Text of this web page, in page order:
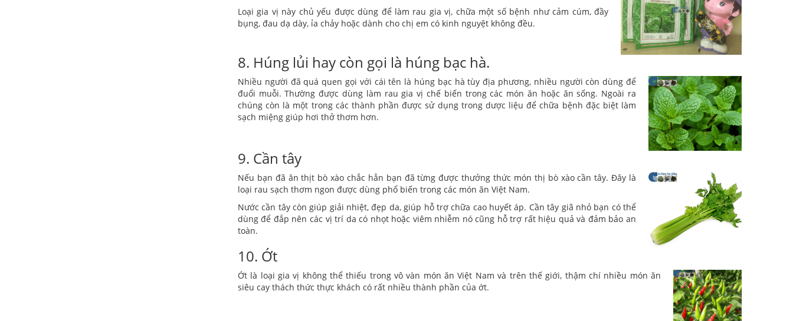
Loại gia vị này chủ yếu được dùng để làm rau gia vị, chữa một số bệnh như cảm cúm, đầy
bụng, đau dạ dày, ỉa chảy hoặc dành cho chị em có kinh nguyệt không đều.
8. Húng lủi hay còn gọi là húng bạc hà.
Nhiều người đã quá quen gọi với cái tên là húng bạc hà tùy địa phương, nhiều người còn dùng để
đuổi muỗi. Thường được dùng làm rau gia vị chế biến trong các món ăn hoặc ăn sống. Ngoài ra
chúng còn là một trong các thành phần được sử dụng trong dược liệu để chữa bệnh đặc biệt làm
sạch miệng giúp hơi thở thơm hơn.
9. Cần tây
Nếu bạn đã ăn thịt bò xào chắc hẳn bạn đã từng được thưởng thức món thị bò xào cần tây. Đây là
loại rau sạch thơm ngon được dùng phổ biến trong các món ăn Việt Nam.
Nước cần tây còn giúp giải nhiệt, đẹp da, giúp hỗ trợ chữa cao huyết áp. Cần tây giã nhỏ bạn có thể
dùng để đắp nên các vị trí da có nhọt hoặc viêm nhiễm nó cũng hỗ trợ rất hiệu quả và đảm bảo an
toàn.
10. Ớt
Ớt là loại gia vị không thể thiếu trong vô vàn món ăn Việt Nam và trên thế giới, thậm chí nhiều món ăn
siêu cay thách thức thực khách có rất nhiều thành phần của ớt.